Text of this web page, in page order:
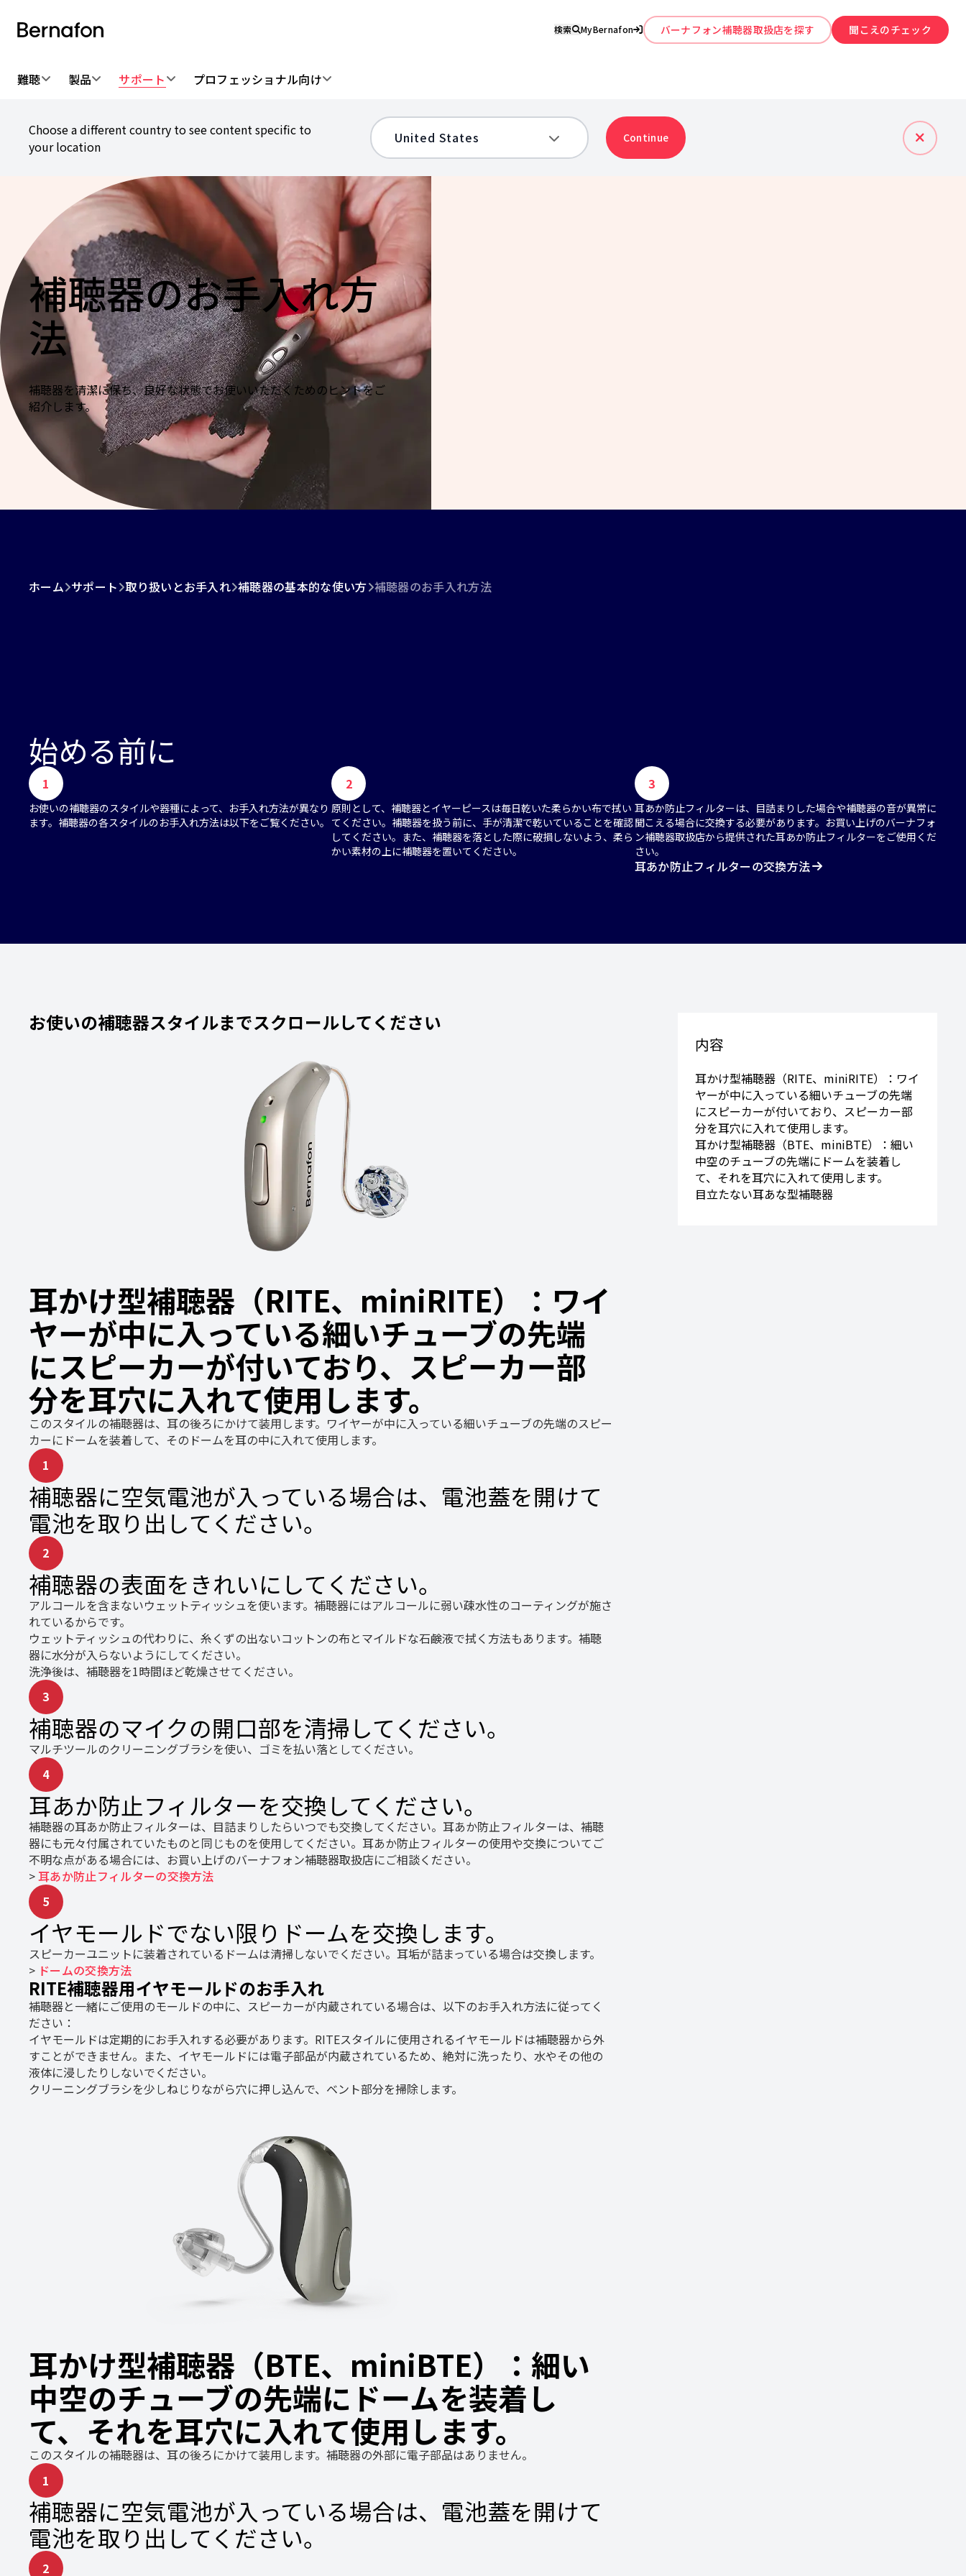
検索 MyBernafon バーナフォン補聴器取扱店を探す 聞こえのチェック
難聴 製品 サポート プロフェッショナル向け
Choose a different country to see content specific to
your location
Continue
補聴器のお手入れ方
法
補聴器を清潔に保ち、良好な状態でお使いいただくためのヒントをご
紹介します。
ホーム サポート 取り扱いとお手入れ 補聴器の基本的な使い方 補聴器のお手入れ方法
始める前に
1
お使いの補聴器のスタイルや器種によって、お手入れ方法が異なり
ます。補聴器の各スタイルのお手入れ方法は以下をご覧ください。
2
原則として、補聴器とイヤーピースは毎日乾いた柔らかい布で拭い
てください。補聴器を扱う前に、手が清潔で乾いていることを確認
してください。また、補聴器を落とした際に破損しないよう、柔ら
かい素材の上に補聴器を置いてください。
3
耳あか防止フィルターは、目詰まりした場合や補聴器の音が異常に
聞こえる場合に交換する必要があります。お買い上げのバーナフォ
ン補聴器取扱店から提供された耳あか防止フィルターをご使用くだ
さい。
耳あか防止フィルターの交換方法
お使いの補聴器スタイルまでスクロールしてください
耳かけ型補聴器（RITE、miniRITE）：ワイ
ヤーが中に入っている細いチューブの先端
にスピーカーが付いており、スピーカー部
分を耳穴に入れて使用します。
このスタイルの補聴器は、耳の後ろにかけて装用します。ワイヤーが中に入っている細いチューブの先端のスピー
カーにドームを装着して、そのドームを耳の中に入れて使用します。
1
補聴器に空気電池が入っている場合は、電池蓋を開けて
電池を取り出してください。
2
補聴器の表面をきれいにしてください。
アルコールを含まないウェットティッシュを使います。補聴器にはアルコールに弱い疎水性のコーティングが施さ
れているからです。
ウェットティッシュの代わりに、糸くずの出ないコットンの布とマイルドな石鹸液で拭く方法もあります。補聴
器に水分が入らないようにしてください。
洗浄後は、補聴器を1時間ほど乾燥させてください。
3
補聴器のマイクの開口部を清掃してください。
マルチツールのクリーニングブラシを使い、ゴミを払い落としてください。
4
耳あか防止フィルターを交換してください。
補聴器の耳あか防止フィルターは、目詰まりしたらいつでも交換してください。耳あか防止フィルターは、補聴
器にも元々付属されていたものと同じものを使用してください。耳あか防止フィルターの使用や交換についてご
不明な点がある場合には、お買い上げのバーナフォン補聴器取扱店にご相談ください。
>耳あか防止フィルターの交換方法
5
イヤモールドでない限りドームを交換します。
スピーカーユニットに装着されているドームは清掃しないでください。耳垢が詰まっている場合は交換します。
> ドームの交換方法
RITE補聴器用イヤモールドのお手入れ
補聴器と一緒にご使用のモールドの中に、スピーカーが内蔵されている場合は、以下のお手入れ方法に従ってく
ださい：
イヤモールドは定期的にお手入れする必要があります。RITEスタイルに使用されるイヤモールドは補聴器から外
すことができません。また、イヤモールドには電子部品が内蔵されているため、絶対に洗ったり、水やその他の
液体に浸したりしないでください。
クリーニングブラシを少しねじりながら穴に押し込んで、ベント部分を掃除します。
耳かけ型補聴器（BTE、miniBTE）：細い
中空のチューブの先端にドームを装着し
て、それを耳穴に入れて使用します。
このスタイルの補聴器は、耳の後ろにかけて装用します。補聴器の外部に電子部品はありません。
1
補聴器に空気電池が入っている場合は、電池蓋を開けて
電池を取り出してください。
2
内容
耳かけ型補聴器（RITE、miniRITE）：ワイ
ヤーが中に入っている細いチューブの先端
にスピーカーが付いており、スピーカー部
分を耳穴に入れて使用します。
耳かけ型補聴器（BTE、miniBTE）：細い
中空のチューブの先端にドームを装着し
て、それを耳穴に入れて使用します。
目立たない耳あな型補聴器